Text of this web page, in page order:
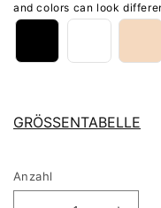
and colors can look
GRÖSSENTABELLE
Anzahl